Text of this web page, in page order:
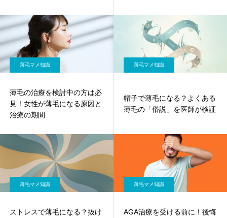
薄毛マメ知識
薄毛の治療を検討中の方は必
見！女性が薄毛になる原因と
治療の期間
薄毛マメ知識
帽子で薄毛になる？よくある
薄毛の「俗説」を医師が検証
薄毛マメ知識
ストレスで薄毛になる？抜け
薄毛マメ知識
AGA治療を受ける前に！後悔